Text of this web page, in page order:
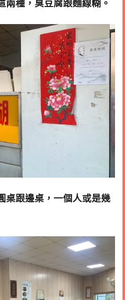
兩種，臭豆腐跟麵線糊 。
桌跟邊桌，一個人或是幾